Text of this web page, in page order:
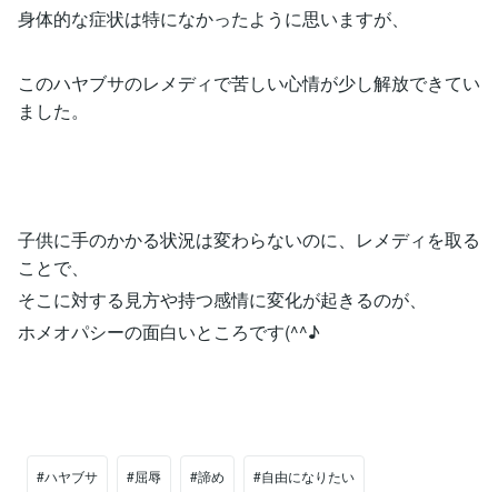
身体的な症状は特になかったように思いますが、
このハヤブサのレメディで苦しい心情が少し解放できてい
ました。
子供に手のかかる状況は変わらないのに、レメディを取る
ことで、
そこに対する見方や持つ感情に変化が起きるのが、
ホメオパシーの面白いところです(^^♪
#ハヤブサ #屈辱 #諦め #自由になりたい